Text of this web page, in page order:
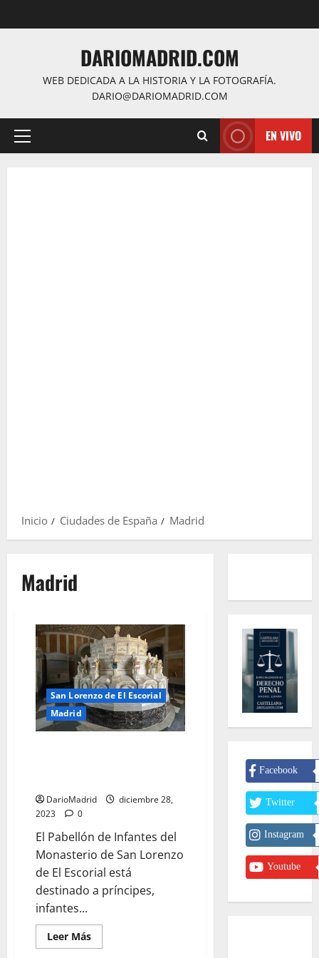
al
DARIOMADRID.COM
WEB DEDICADA A LA HISTORIA Y LA FOTOGRAFÍA.
DARIO@DARIOMADRID.COM
Menú
EN VIVO
Inicio Ciudades de España Madrid
Madrid
San Lorenzo de El Escorial
Madrid
DarioMadrid
diciembre 28,
2023
0
El Pabellón de Infantes del
Monasterio de San Lorenzo
de El Escorial está
destinado a príncipes,
infantes...
Leer MásLeer
más
Facebook
Twitter
Instagram
Youtube